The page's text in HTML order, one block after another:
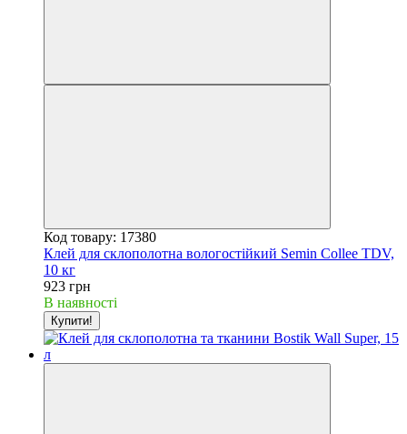
Код товару: 17380
Клей для склополотна вологостійкий Semin Collee TDV,
10 кг
923 грн
В наявності
Купити!